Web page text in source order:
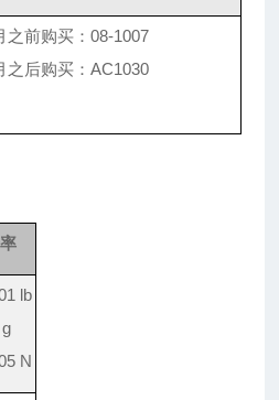
之前购买：08-1007
之后购买：AC1030
lb
N